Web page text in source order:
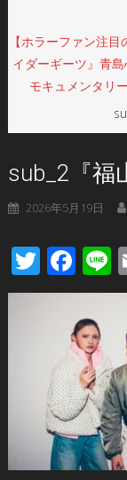
【ホラーファン注
イダーギーツ』青
モキュメンタリ
sub_2『福
2026年5月19日